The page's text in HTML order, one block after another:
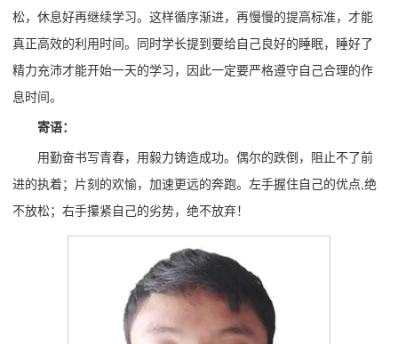
松，休息好再继续学习。这样循序渐进，再慢慢的提高标准，才能
真正高效的利用时间。同时学长提到要给自己良好的睡眠，睡好了
精力充沛才能开始一天的学习，因此一定要严格遵守自己合理的作
息时间。
寄语：
用勤奋书写青春，用毅力铸造成功。偶尔的跌倒，阻止不了前
进的执着；片刻的欢愉，加速更远的奔跑。左手握住自己的优点,绝
不放松；右手攥紧自己的劣势，绝不放弃！